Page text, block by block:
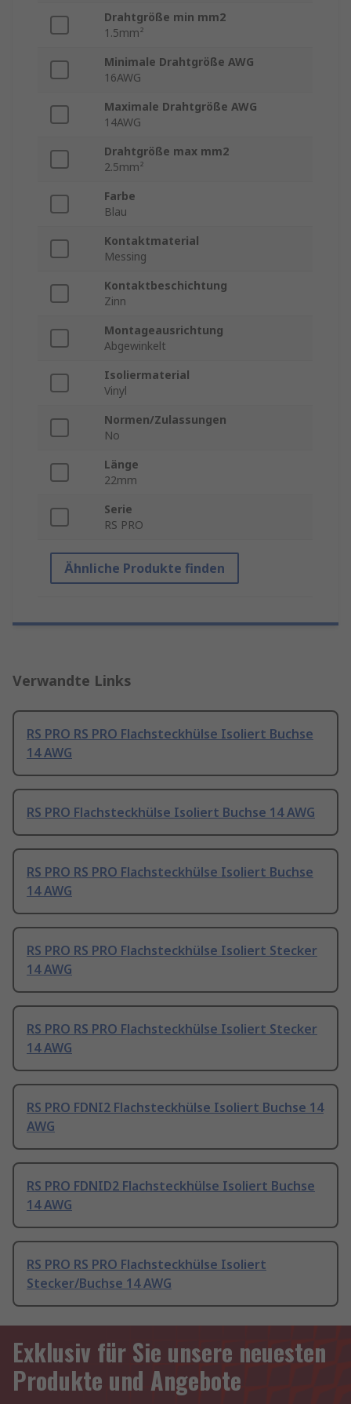
Drahtgröße min mm2
1.5mm²
Minimale Drahtgröße AWG
16AWG
Maximale Drahtgröße AWG
14AWG
Drahtgröße max mm2
2.5mm²
Farbe
Blau
Kontaktmaterial
Messing
Kontaktbeschichtung
Zinn
Montageausrichtung
Abgewinkelt
Isoliermaterial
Vinyl
Normen/Zulassungen
No
Länge
22mm
Serie
RS PRO
Ähnliche Produkte finden
Verwandte Links
RS PRO RS PRO Flachsteckhülse Isoliert Buchse
14 AWG
RS PRO Flachsteckhülse Isoliert Buchse 14 AWG
RS PRO RS PRO Flachsteckhülse Isoliert Buchse
14 AWG
RS PRO RS PRO Flachsteckhülse Isoliert Stecker
14 AWG
RS PRO RS PRO Flachsteckhülse Isoliert Stecker
14 AWG
RS PRO FDNI2 Flachsteckhülse Isoliert Buchse 14
AWG
RS PRO FDNID2 Flachsteckhülse Isoliert Buchse
14 AWG
RS PRO RS PRO Flachsteckhülse Isoliert
Stecker/Buchse 14 AWG
Exklusiv für Sie unsere neuesten
Produkte und Angebote